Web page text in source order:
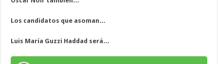
Los candidatos que asoman…
Luis María Guzzi Haddad será…